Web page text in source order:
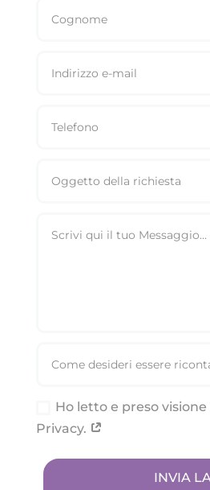
Ho letto e preso
Privacy.
INVIA